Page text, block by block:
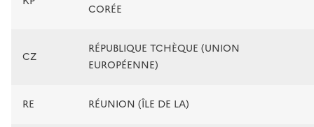
CORÉE
CZ
RÉPUBLIQUE TCHÈQUE (UNION
EUROPÉENNE)
RE RÉUNION (ÎLE DE LA)